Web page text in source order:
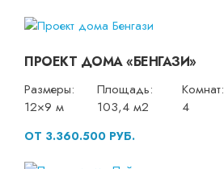
ПРОЕКТ ДОМА «БЕНГАЗИ»
Размеры:
12×9 м
Площадь:
103,4 м2
Комнат:
4
ОТ 3.360.500 РУБ.